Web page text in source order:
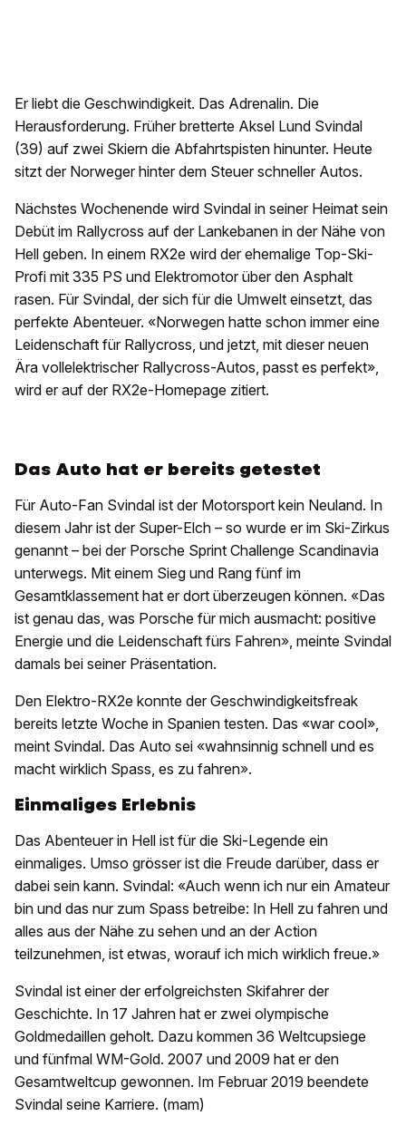
Er liebt die Geschwindigkeit. Das Adrenalin. Die
Herausforderung. Früher bretterte Aksel Lund Svindal
(39) auf zwei Skiern die Abfahrtspisten hinunter. Heute
sitzt der Norweger hinter dem Steuer schneller Autos.
Nächstes Wochenende wird Svindal in seiner Heimat sein
Debüt im Rallycross auf der Lankebanen in der Nähe von
Hell geben. In einem RX2e wird der ehemalige Top-Ski-
Profi mit 335 PS und Elektromotor über den Asphalt
rasen. Für Svindal, der sich für die Umwelt einsetzt, das
perfekte Abenteuer. «Norwegen hatte schon immer eine
Leidenschaft für Rallycross, und jetzt, mit dieser neuen
Ära vollelektrischer Rallycross-Autos, passt es perfekt»,
wird er auf der RX2e-Homepage zitiert.
Das Auto hat er bereits getestet
Für Auto-Fan Svindal ist der Motorsport kein Neuland. In
diesem Jahr ist der Super-Elch – so wurde er im Ski-Zirkus
genannt – bei der Porsche Sprint Challenge Scandinavia
unterwegs. Mit einem Sieg und Rang fünf im
Gesamtklassement hat er dort überzeugen können. «Das
ist genau das, was Porsche für mich ausmacht: positive
Energie und die Leidenschaft fürs Fahren», meinte Svindal
damals bei seiner Präsentation.
Den Elektro-RX2e konnte der Geschwindigkeitsfreak
bereits letzte Woche in Spanien testen. Das «war cool»,
meint Svindal. Das Auto sei «wahnsinnig schnell und es
macht wirklich Spass, es zu fahren».
Einmaliges Erlebnis
Das Abenteuer in Hell ist für die Ski-Legende ein
einmaliges. Umso grösser ist die Freude darüber, dass er
dabei sein kann. Svindal: «Auch wenn ich nur ein Amateur
bin und das nur zum Spass betreibe: In Hell zu fahren und
alles aus der Nähe zu sehen und an der Action
teilzunehmen, ist etwas, worauf ich mich wirklich freue.»
Svindal ist einer der erfolgreichsten Skifahrer der
Geschichte. In 17 Jahren hat er zwei olympische
Goldmedaillen geholt. Dazu kommen 36 Weltcupsiege
und fünfmal WM-Gold. 2007 und 2009 hat er den
Gesamtweltcup gewonnen. Im Februar 2019 beendete
Svindal seine Karriere. (mam)